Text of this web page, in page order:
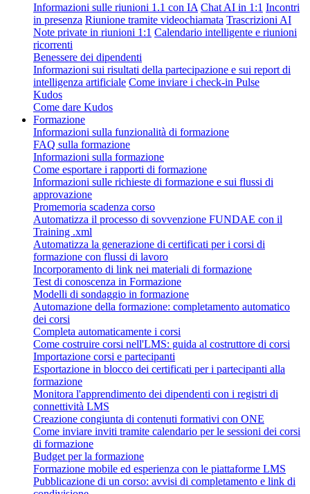
Informazioni sulle riunioni 1.1 con IA Chat AI in 1:1 Incontri
in presenza Riunione tramite videochiamata Trascrizioni AI
Note private in riunioni 1:1 Calendario intelligente e riunioni
ricorrenti
Benessere dei dipendenti
Informazioni sui risultati della partecipazione e sui report di
intelligenza artificiale Come inviare i check-in Pulse
Kudos
Come dare Kudos
Formazione
Informazioni sulla funzionalità di formazione
FAQ sulla formazione
Informazioni sulla formazione
Come esportare i rapporti di formazione
Informazioni sulle richieste di formazione e sui flussi di
approvazione
Promemoria scadenza corso
Automatizza il processo di sovvenzione FUNDAE con il
Training .xml
Automatizza la generazione di certificati per i corsi di
formazione con flussi di lavoro
Incorporamento di link nei materiali di formazione
Test di conoscenza in Formazione
Modelli di sondaggio in formazione
Automazione della formazione: completamento automatico
dei corsi
Completa automaticamente i corsi
Come costruire corsi nell'LMS: guida al costruttore di corsi
Importazione corsi e partecipanti
Esportazione in blocco dei certificati per i partecipanti alla
formazione
Monitora l'apprendimento dei dipendenti con i registri di
connettività LMS
Creazione congiunta di contenuti formativi con ONE
Come inviare inviti tramite calendario per le sessioni dei corsi
di formazione
Budget per la formazione
Formazione mobile ed esperienza con le piattaforme LMS
Pubblicazione di un corso: avvisi di completamento e link di